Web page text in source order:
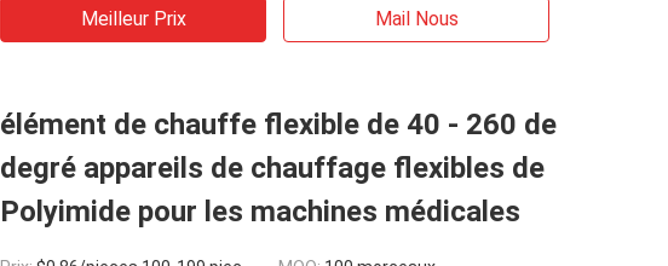
Meilleur Prix Mail Nous
élément de chauffe flexible de 40 - 260 de
degré appareils de chauffage flexibles de
Polyimide pour les machines médicales